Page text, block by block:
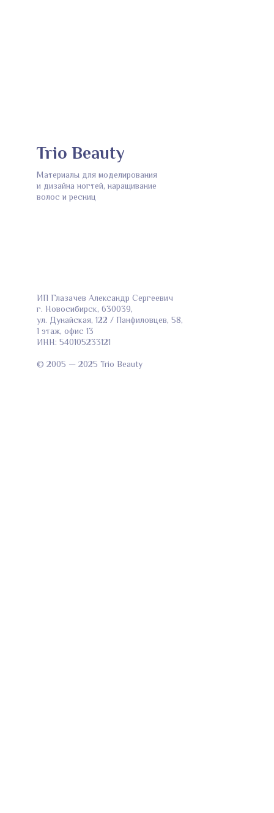
ИП Глазачев Александр Сергеевич
г. Новосибирск, 630039,
ул. Дунайская, 122 / Панфиловцев, 58,
1 этаж, офис 13
ИНН: 540105233121
© 2005 — 2025 Trio Beauty
Материалы для моделирования
и дизайна ногтей, наращивание
волос и ресниц
Trio Beauty